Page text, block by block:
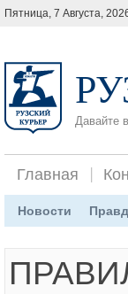
Пятница, 7 Августа,
Давайте
Главная
Новости